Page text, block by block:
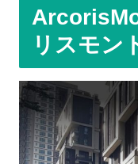
Arcoris
リスモン